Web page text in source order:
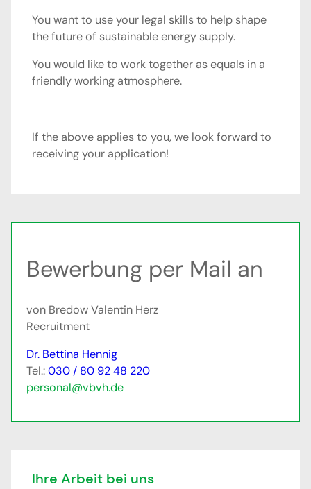
You want to use your legal skills to help shape
the future of sustainable energy supply.
You would like to work together as equals in a
friendly working atmosphere.
If the above applies to you, we look forward to
receiving your application!
Bewerbung per Mail an
von Bredow Valentin Herz
Recruitment
Dr. Bettina Hennig
Tel.:030 / 80 92 48 220
personal@vbvh.de
Ihre Arbeit bei uns